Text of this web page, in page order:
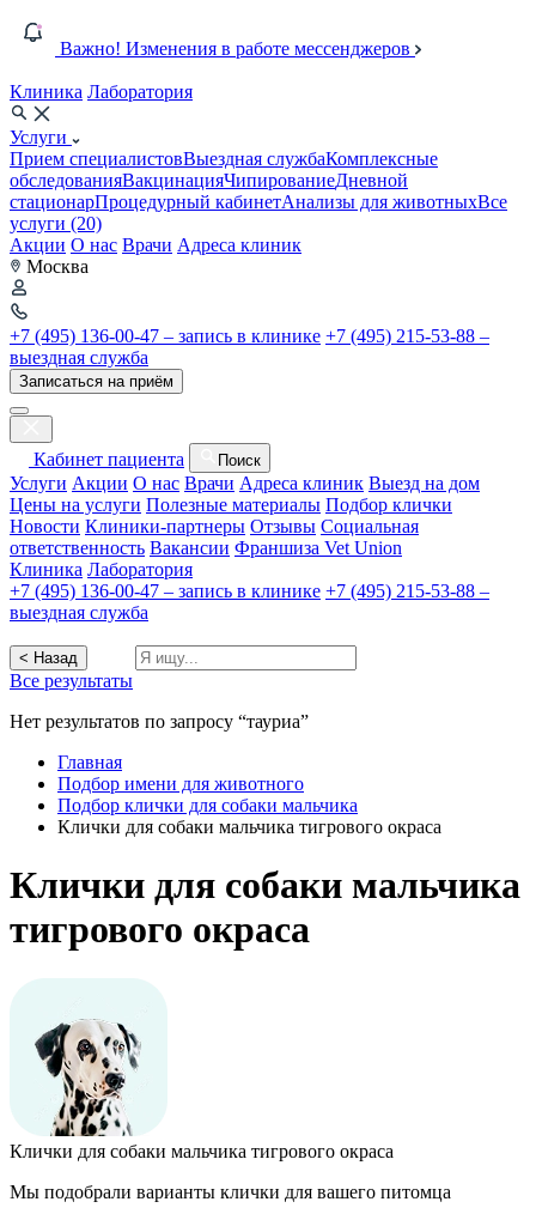
Важно! Изменения в работе мессенджеров
Клиника Лаборатория
Услуги
Прием специалистовВыездная службаКомплексные
обследованияВакцинацияЧипированиеДневной
стационарПроцедурный кабинетАнализы для животныхВсе
услуги (20)
Акции О нас Врачи Адреса клиник
Москва
+7 (495) 136-00-47 – запись в клинике +7 (495) 215-53-88 –
выездная служба
Записаться на приём
Кабинет пациента Поиск
Услуги Акции О нас Врачи Адреса клиник Выезд на дом
Цены на услуги Полезные материалы Подбор клички
Новости Клиники-партнеры Отзывы Социальная
ответственность Вакансии Франшиза Vet Union
Клиника Лаборатория
+7 (495) 136-00-47 – запись в клинике +7 (495) 215-53-88 –
выездная служба
< Назад
Все результаты
Нет результатов по запросу “тауриа”
Главная
Подбор имени для животного
Подбор клички для собаки мальчика
Клички для собаки мальчика тигрового окраса
Клички для собаки мальчика
тигрового окраса
Клички для собаки мальчика тигрового окраса
Мы подобрали варианты клички для вашего питомца